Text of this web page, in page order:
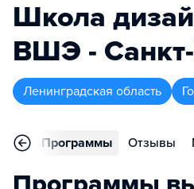
Школа
ВШЭ -
Ленинградская область
Программы Отзывы